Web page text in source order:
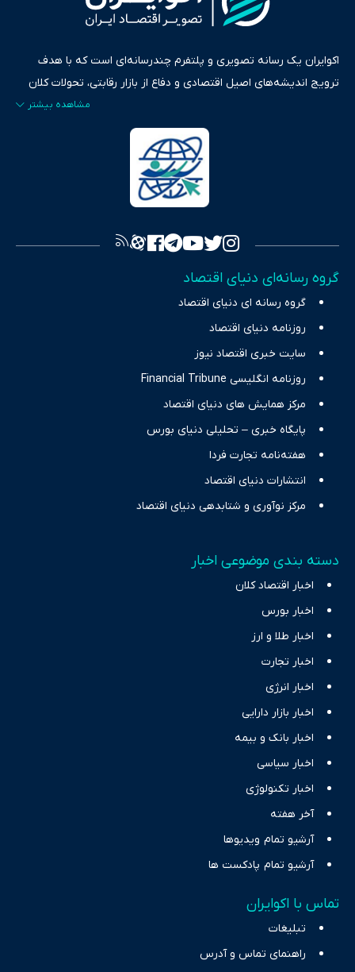
اکوایران یک رسانه تصویری و پلتفرم چندرسانه‌ای است که با هدف
ترویج اندیشه‌های اصیل اقتصادی و دفاع از بازار رقابتی، تحولات کلان
ایران و جهان را در قالب‌های ویدیو، پادکست، متن و گزارش‌های تحلیلی
پایش می‌کند. این رسانه به عنوان منبعی دقیق و قابل اعتماد، فراتر از
اطلاع‌رسانی صرف، به تبیین سیاست‌ها و کارکردهای بازارهای مالی،
سرمایه‌گذاری، تجارت و حوزه‌های نوظهور می‌پردازد. اکوایران با پایبندی
به اصول «انصاف، امانت و صداقت»، بستری برای انعکاس آراء متنوع
تصویری شفاف از واقعیت‌های اقتصادی ارائه دهد. ما در اکوایران با
چالش‌های فقر و بیکاری را جست‌وجو کرده و در کنار تحلیل آمارها،
نیازهای خبری مخاطبان در حوزه‌های اثرگذار بر اقتصاد را با رویکردی
حرفه‌ای و روزآمد پوشش می‌دهیم.
گروه رسانه‌ای دنیای اقتصاد
گروه رسانه ای دنیای اقتصاد
روزنامه دنیای اقتصاد
سایت خبری اقتصاد نیوز
روزنامه انگلیسی Financial Tribune
مرکز همایش های دنیای اقتصاد
پایگاه خبری – تحلیلی دنیای بورس
هفته‌نامه تجارت فردا
انتشارات دنیای اقتصاد
مرکز نوآوری و شتابدهی دنیای اقتصاد
دسته بندی موضوعی اخبار
اخبار اقتصاد کلان
اخبار بورس
اخبار طلا و ارز
اخبار تجارت
اخبار انرژی
اخبار بازار دارایی
اخبار بانک و بیمه
اخبار سیاسی
اخبار تکنولوژی
آخر هفته
آرشیو تمام ویدیوها
آرشیو تمام پادکست ها
تماس با اکوایران
تبلیغات
راهنمای تماس و آدرس